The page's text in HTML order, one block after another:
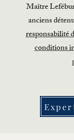
Maître
anciens
responsabilité
conditions